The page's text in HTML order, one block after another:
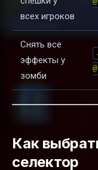
всех игроков
Снять все
эффекты у
зомби
Как
селектор